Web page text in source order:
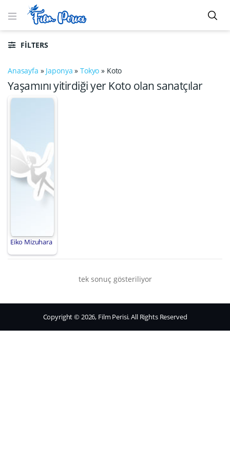
FILTERS
Anasayfa » Japonya »Tokyo » Koto
Yaşamını yitirdiği yer Koto olan sanatçılar
Eiko Mizuhara
tek sonuç gösteriliyor
Copyright © 2026, Film Perisi. All Rights Reserved